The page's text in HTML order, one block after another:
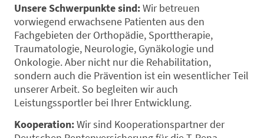
Unsere Schwerpunkte sind:Wir betreuen
vorwiegend erwachsene Patienten aus den
Fachgebieten der Orthopädie, Sporttherapie,
Traumatologie, Neurologie, Gynäkologie und
Onkologie. Aber nicht nur die Rehabilitation,
sondern auch die Prävention ist ein wesentlicher Teil
unserer Arbeit. So begleiten wir auch
Leistungssportler bei Ihrer Entwicklung.
Kooperation:Wir sind Kooperationspartner der